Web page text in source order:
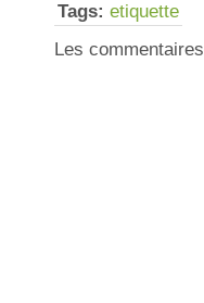
Tags: etiquette
Les